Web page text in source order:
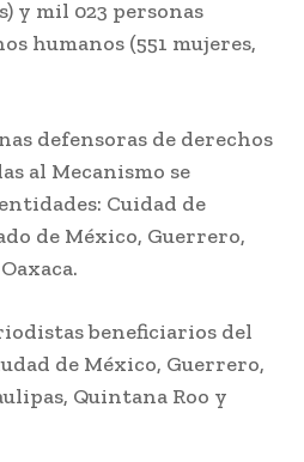
y mil 023 personas
humanos (551 mujeres,
defensoras de derechos
al Mecanismo se
Cuidad de
de México, Guerrero,
beneficiarios del
de México, Guerrero,
Quintana Roo y